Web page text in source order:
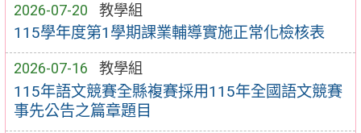
2026-07-20 教學組
115學年度第1學期課業輔導實施正常化檢核表
2026-07-16 教學組
115年語文競賽全縣複賽採用115年全國語文競賽
事先公告之篇章題目